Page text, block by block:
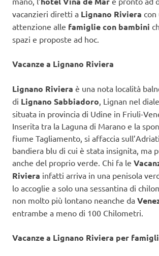
vacanzieri diretti a Lignano Riviera con
attenzione alle famiglie con bambini
spazi e proposte ad hoc.
Vacanze a Lignano Riviera
Lignano Riviera è una nota località
di Lignano Sabbiadoro , Lignan nel
situata in provincia di Udine in Friuli-
Inserita tra la Laguna di Marano e la
fiume Tagliamento, si affaccia
bandiera blu di cui è stata insignita, ma
anche del proprio verde. Chi fa le
Riviera infatti arriva in una penisola
lo accoglie a solo una sessantina di
non molto più lontano neanche da
entrambe a meno di 100 Chilometri.
Vacanze a Lignano Riviera per